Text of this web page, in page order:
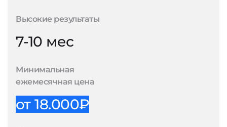
Высокие результаты
7-10 мес
Минимальная
ежемесячная цена
от 18.000₽